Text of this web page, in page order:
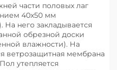
части половых лаг
40х50 мм
На него закладывается
обрезной доски
влажности). На
ветрозащитная мембрана
утепляется